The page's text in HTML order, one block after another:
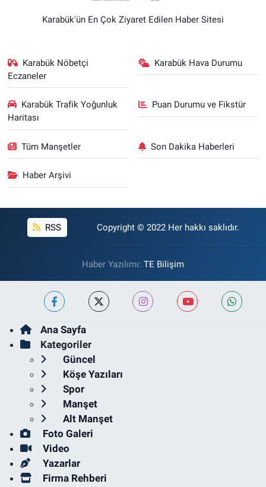
Karabük'ün En Çok Ziyaret Edilen Haber Sitesi
Karabük Nöbetçi
Eczaneler
Karabük Hava Durumu
Karabük Trafik Yoğunluk
Haritası
Puan Durumu ve Fikstür
Tüm Manşetler Son Dakika Haberleri
Haber Arşivi
RSS Copyright © 2022 Her hakkı saklıdır.
Haber Yazılımı: TE Bilişim
Ana Sayfa
Kategoriler
Güncel
Köşe Yazıları
Spor
Manşet
Alt Manşet
Foto Galeri
Video
Yazarlar
Firma Rehberi